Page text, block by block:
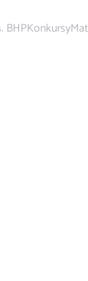
BHPKonkursy